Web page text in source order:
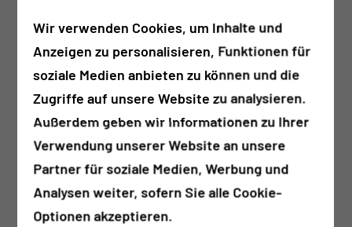
ernährungsbedingten Gesundheitsstörungen
einschließlich diätetischer Behandlung sowie
Beratung und Schulung
Durchführung und Dokumentation von
Diabetikerbehandlungen
der Indikationsstellung und Überwachung
physikalischer Therapiemaßnahmen
der gebietsbezogenen Arzneimitteltherapie
der Bewertung der Leistungsfähigkeit und
Wir verwenden Cookies, um Inhalte und
Anzeigen zu personalisieren, Funktionen für
soziale Medien anbieten zu können und die
Zugriffe auf unsere Website zu analysieren.
Außerdem geben wir Informationen zu Ihrer
Verwendung unserer Website an unsere
Partner für soziale Medien, Werbung und
Analysen weiter, sofern Sie alle Cookie-
Optionen akzeptieren.